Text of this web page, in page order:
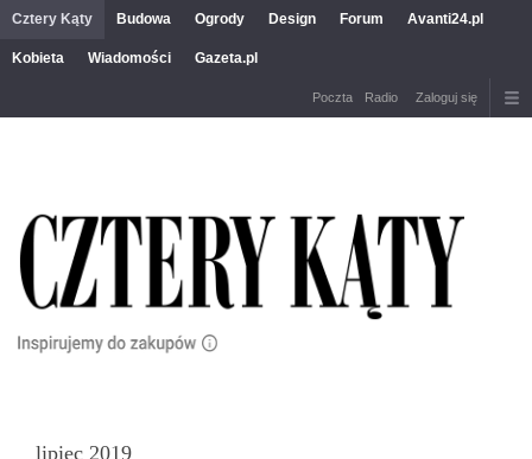
Cztery Kąty Budowa Ogrody Design Forum Avanti24.pl
Kobieta Wiadomości Gazeta.pl
Poczta Radio Zaloguj się
lipiec 2019